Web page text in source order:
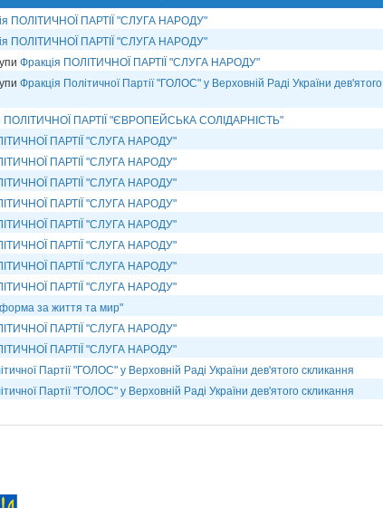
ПОЛІТИЧНОЇ ПАРТІЇ "СЛУГА НАРОДУ"
ПОЛІТИЧНОЇ ПАРТІЇ "СЛУГА НАРОДУ"
Фракція ПОЛІТИЧНОЇ ПАРТІЇ "СЛУГА НАРОДУ"
Фракція Політичної Партії "ГОЛОС" у Верховній Раді України дев'ятого
ПОЛІТИЧНОЇ ПАРТІЇ "ЄВРОПЕЙСЬКА СОЛІДАРНІСТЬ"
ПАРТІЇ "СЛУГА НАРОДУ"
ПАРТІЇ "СЛУГА НАРОДУ"
ПАРТІЇ "СЛУГА НАРОДУ"
ПАРТІЇ "СЛУГА НАРОДУ"
ПАРТІЇ "СЛУГА НАРОДУ"
ПАРТІЇ "СЛУГА НАРОДУ"
ПАРТІЇ "СЛУГА НАРОДУ"
ПАРТІЇ "СЛУГА НАРОДУ"
за життя та мир"
ПАРТІЇ "СЛУГА НАРОДУ"
ПАРТІЇ "СЛУГА НАРОДУ"
Партії "ГОЛОС" у Верховній Раді України дев'ятого скликання
Партії "ГОЛОС" у Верховній Раді України дев'ятого скликання